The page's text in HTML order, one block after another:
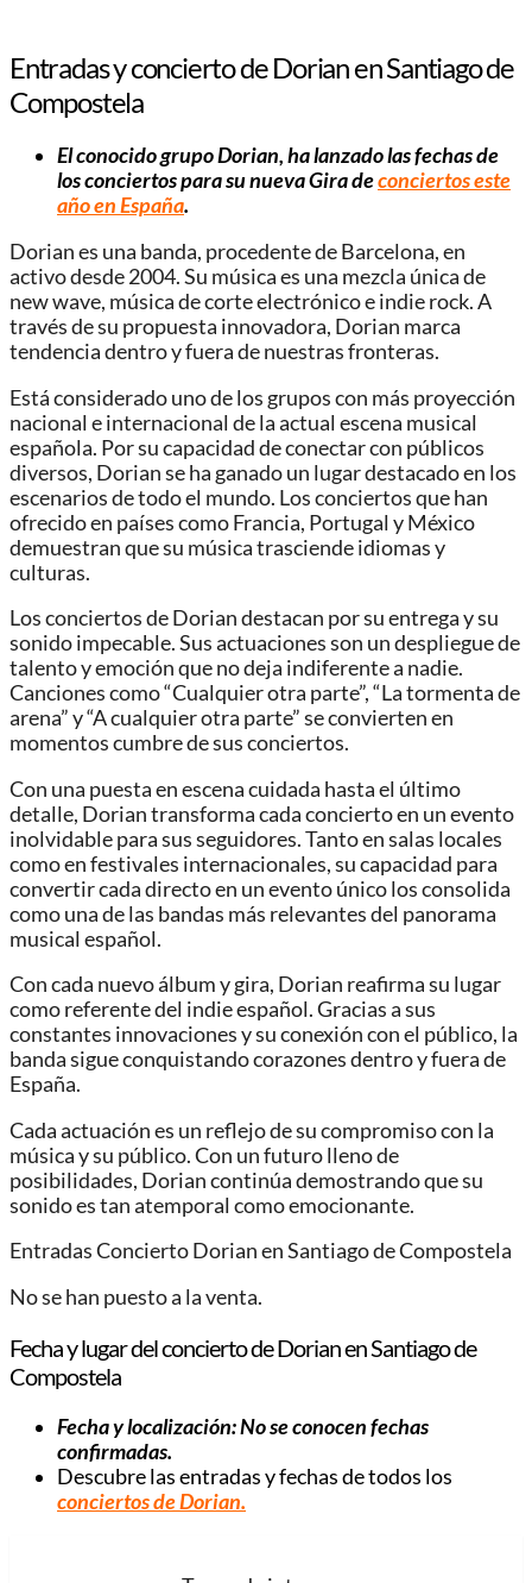
Entradas y concierto de Dorian en Santiago de
Compostela
El conocido grupo Dorian, ha lanzado las fechas de
los conciertos para su nueva Gira deconciertos este
año en España.
Dorian es una banda, procedente de Barcelona, en
activo desde 2004. Su música es una mezcla única de
new wave, música de corte electrónico e indie rock. A
través de su propuesta innovadora, Dorian marca
tendencia dentro y fuera de nuestras fronteras.
Está considerado uno de los grupos con más proyección
nacional e internacional de la actual escena musical
española. Por su capacidad de conectar con públicos
diversos, Dorian se ha ganado un lugar destacado en los
escenarios de todo el mundo. Los conciertos que han
ofrecido en países como Francia, Portugal y México
demuestran que su música trasciende idiomas y
culturas.
Los conciertos de Dorian destacan por su entrega y su
sonido impecable. Sus actuaciones son un despliegue de
talento y emoción que no deja indiferente a nadie.
Canciones como “Cualquier otra parte”, “La tormenta de
arena” y “A cualquier otra parte” se convierten en
momentos cumbre de sus conciertos.
Con una puesta en escena cuidada hasta el último
detalle, Dorian transforma cada concierto en un evento
inolvidable para sus seguidores. Tanto en salas locales
como en festivales internacionales, su capacidad para
convertir cada directo en un evento único los consolida
como una de las bandas más relevantes del panorama
musical español.
Con cada nuevo álbum y gira, Dorian reafirma su lugar
como referente del indie español. Gracias a sus
constantes innovaciones y su conexión con el público, la
banda sigue conquistando corazones dentro y fuera de
España.
Cada actuación es un reflejo de su compromiso con la
música y su público. Con un futuro lleno de
posibilidades, Dorian continúa demostrando que su
sonido es tan atemporal como emocionante.
Entradas Concierto Dorian en Santiago de Compostela
No se han puesto a la venta.
Fecha y lugar del concierto de Dorian en Santiago de
Compostela
Fecha y localización: No se conocen fechas
confirmadas.
Descubre las entradas y fechas de todos los
conciertos de Dorian.